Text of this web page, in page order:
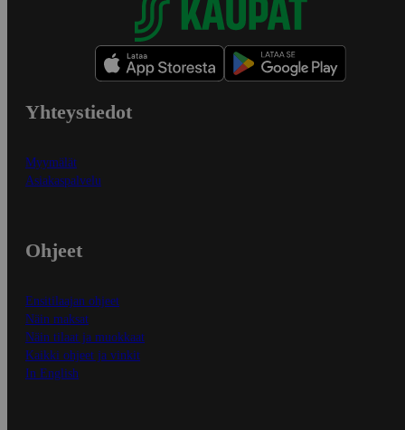
Yhteystiedot
Myymälät
Asiakaspalvelu
Ohjeet
Ensitilaajan ohjeet
Näin maksat
Näin tilaat ja muokkaat
Kaikki ohjeet ja vinkit
In English